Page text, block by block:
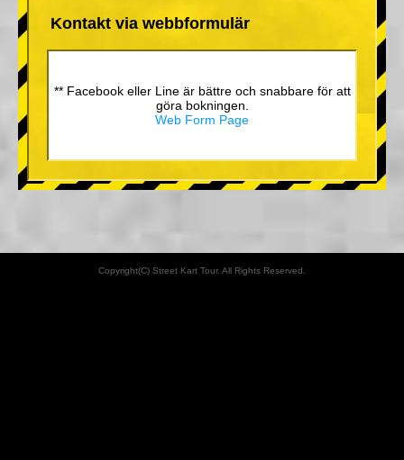
Kontakt via webbformulär
** Facebook eller Line är bättre och snabbare för att
göra bokningen.
Web Form Page
Copyright(C) Street Kart Tour. All Rights Reserved.